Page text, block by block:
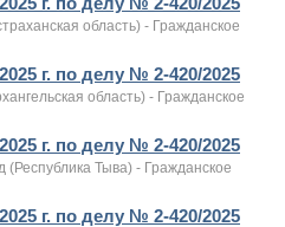
область) - Гражданское
г. по делу № 2-420/2025
область) - Гражданское
г. по делу № 2-420/2025
Тыва) - Гражданское
г. по делу № 2-420/2025